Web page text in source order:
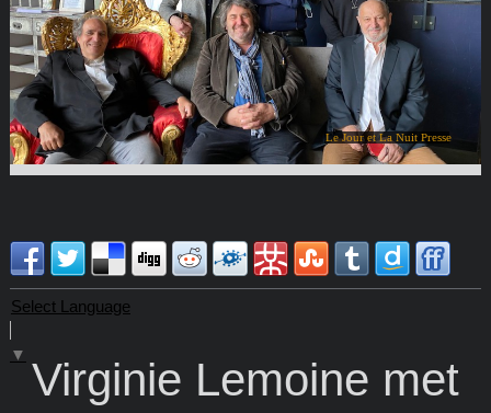
Le Jour et La Nuit Presse
Select Language
▼ Virginie Lemoine met